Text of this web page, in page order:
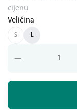
cijenu
Veličina
S L